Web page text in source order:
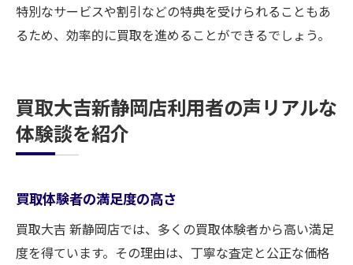
特別なサービスや割引などの特典を受けられることもあ
るため、効率的に買取を進めることができるでしょう。
買取大吉新静岡店利用者の声リアルな
体験談を紹介
買取体験者の満足度の高さ
買取大吉 新静岡店では、多くの買取体験者から高い満足
度を得ています。その理由は、丁寧な査定と公正な価格